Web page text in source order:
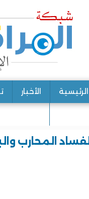
الرئيسية الأخبار
الفساد المحارب